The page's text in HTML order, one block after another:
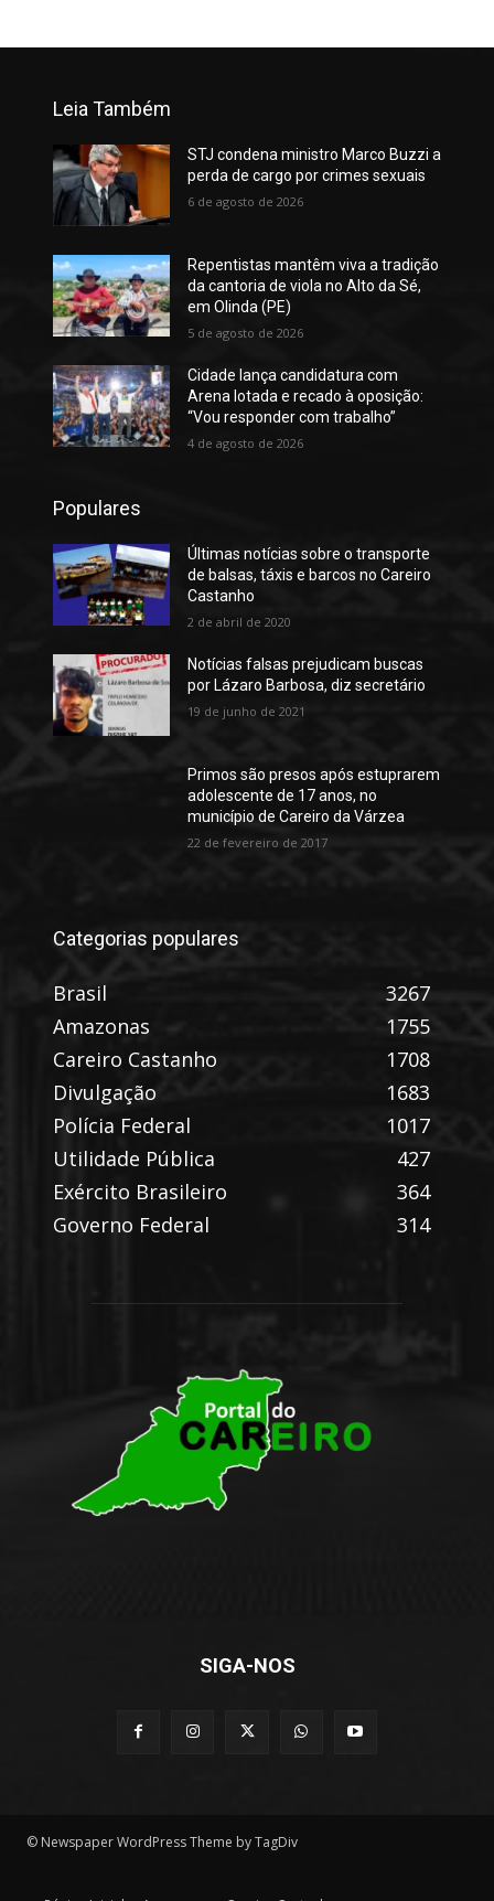
Leia Também
STJ condena ministro Marco Buzzi a
perda de cargo por crimes sexuais
6 de agosto de 2026
Repentistas mantêm viva a tradição
da cantoria de viola no Alto da Sé,
em Olinda (PE)
5 de agosto de 2026
Cidade lança candidatura com
Arena lotada e recado à oposição:
“Vou responder com trabalho”
4 de agosto de 2026
Populares
Últimas notícias sobre o transporte
de balsas, táxis e barcos no Careiro
Castanho
2 de abril de 2020
Notícias falsas prejudicam buscas
por Lázaro Barbosa, diz secretário
19 de junho de 2021
Primos são presos após estuprarem
adolescente de 17 anos, no
município de Careiro da Várzea
22 de fevereiro de 2017
Categorias populares
Brasil
3267
Amazonas
1755
Careiro Castanho
1708
Divulgação
1683
Polícia Federal
1017
Utilidade Pública
427
Exército Brasileiro
364
Governo Federal
314
SIGA-NOS
© Newspaper WordPress Theme by TagDiv